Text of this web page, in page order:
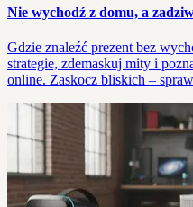
Nie wychodź z domu, a
Gdzie znaleźć prezent bez
strategie, zdemaskuj mity i
online. Zaskocz bliskich –